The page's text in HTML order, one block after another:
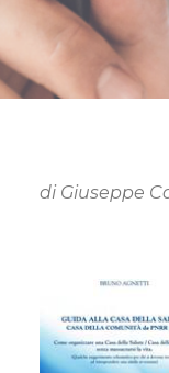
di Giuseppe